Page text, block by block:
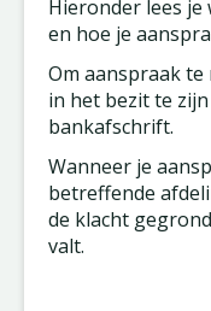
Hieronder lees je
en hoe je
Om aanspraak
in het bezit te
bankafschrift.
Wanneer je
betreffende
de klacht
valt.